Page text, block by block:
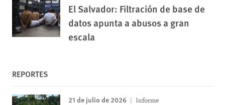
El Salvador: Filtración de base de
datos apunta a abusos a gran
escala
REPORTES
21 de julio de 2026 Informe